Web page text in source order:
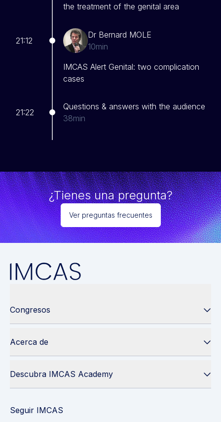
the treatment of the genital area
21:12
Dr Bernard MOLE
10min
IMCAS Alert Genital: two complication
cases
21:22
Questions & answers with the audience
38min
¿Tienes una pregunta?
Ver preguntas frecuentes
Congresos
Acerca de
Descubra IMCAS Academy
Seguir IMCAS